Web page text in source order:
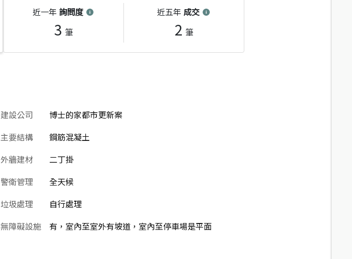
近一年 詢問度
3 筆
近五年 成交
2 筆
建設公司
博士的家都市更新案
主要結構
鋼筋混凝土
外牆建材
二丁掛
警衛管理
全天候
垃圾處理
自行處理
無障礙設施
有，室內至室外有坡道，室內至停車場是平面